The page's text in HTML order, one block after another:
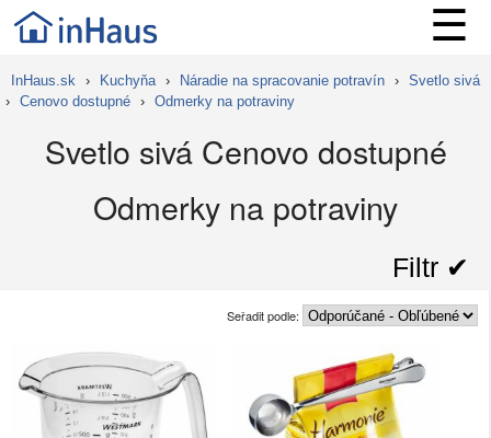
☰
InHaus.sk › Kuchyňa › Náradie na spracovanie potravín › Svetlo sivá
› Cenovo dostupné › Odmerky na potraviny
Svetlo sivá Cenovo dostupné
Odmerky na potraviny
Filtr ✔︎
Seřadit podle: